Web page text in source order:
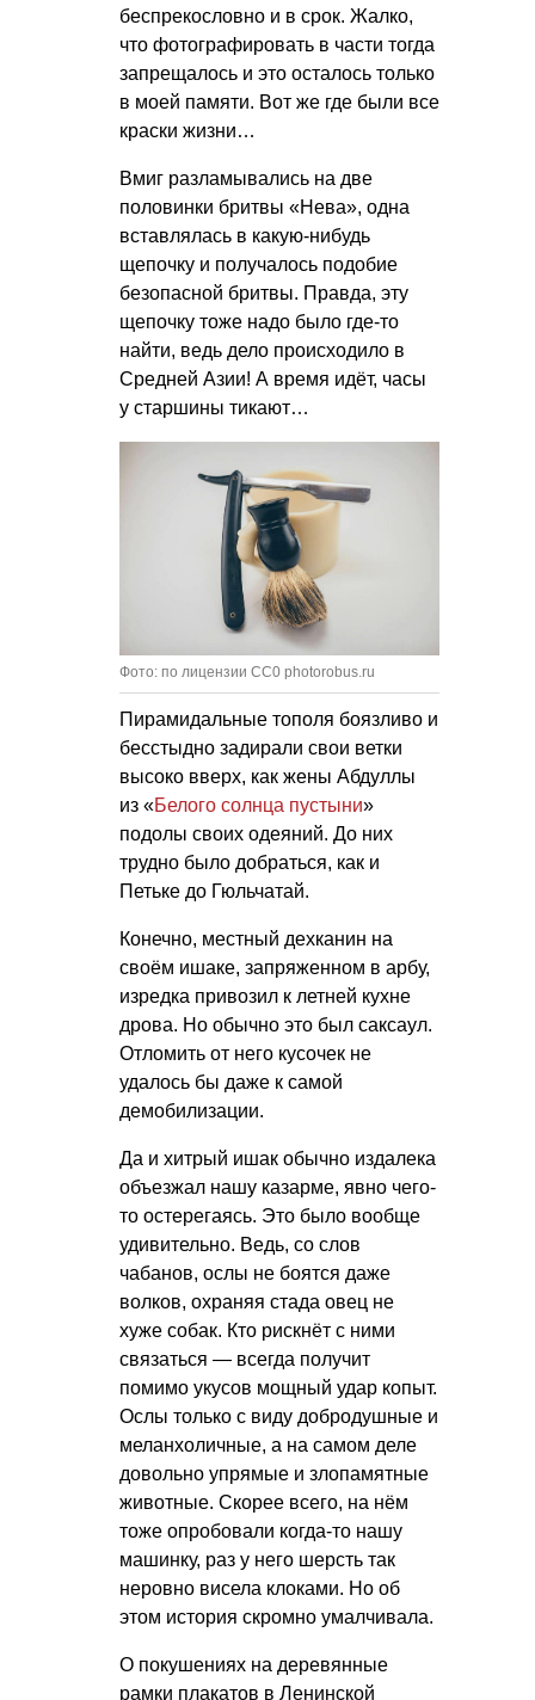
беспрекословно и в срок. Жалко,
что фотографировать в части тогда
запрещалось и это осталось только
в моей памяти. Вот же где были все
краски жизни…
Вмиг разламывались на две
половинки бритвы «Нева», одна
вставлялась в какую-нибудь
щепочку и получалось подобие
безопасной бритвы. Правда, эту
щепочку тоже надо было где-то
найти, ведь дело происходило в
Средней Азии! А время идёт, часы
у старшины тикают…
Фото: по лицензии CC0 photorobus.ru
Пирамидальные тополя боязливо и
бесстыдно задирали свои ветки
высоко вверх, как жены Абдуллы
из «Белого солнца пустыни»
подолы своих одеяний. До них
трудно было добраться, как и
Петьке до Гюльчатай.
Конечно, местный дехканин на
своём ишаке, запряженном в арбу,
изредка привозил к летней кухне
дрова. Но обычно это был саксаул.
Отломить от него кусочек не
удалось бы даже к самой
демобилизации.
Да и хитрый ишак обычно издалека
объезжал нашу казарме, явно чего-
то остерегаясь. Это было вообще
удивительно. Ведь, со слов
чабанов, ослы не боятся даже
волков, охраняя стада овец не
хуже собак. Кто рискнёт с ними
связаться — всегда получит
помимо укусов мощный удар копыт.
Ослы только с виду добродушные и
меланхоличные, а на самом деле
довольно упрямые и злопамятные
животные. Скорее всего, на нём
тоже опробовали когда-то нашу
машинку, раз у него шерсть так
неровно висела клоками. Но об
этом история скромно умалчивала.
О покушениях на деревянные
рамки плакатов в Ленинской